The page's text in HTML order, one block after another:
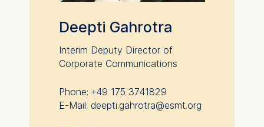
Deepti Gahrotra
Interim Deputy Director of
Corporate Communications
Phone: +49 175 3741829
E-Mail: deepti.gahrotra@esmt.org